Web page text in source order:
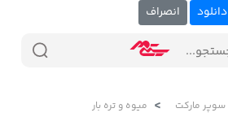
دانلود انصراف
سوپر مارکت
میوه و تره بار